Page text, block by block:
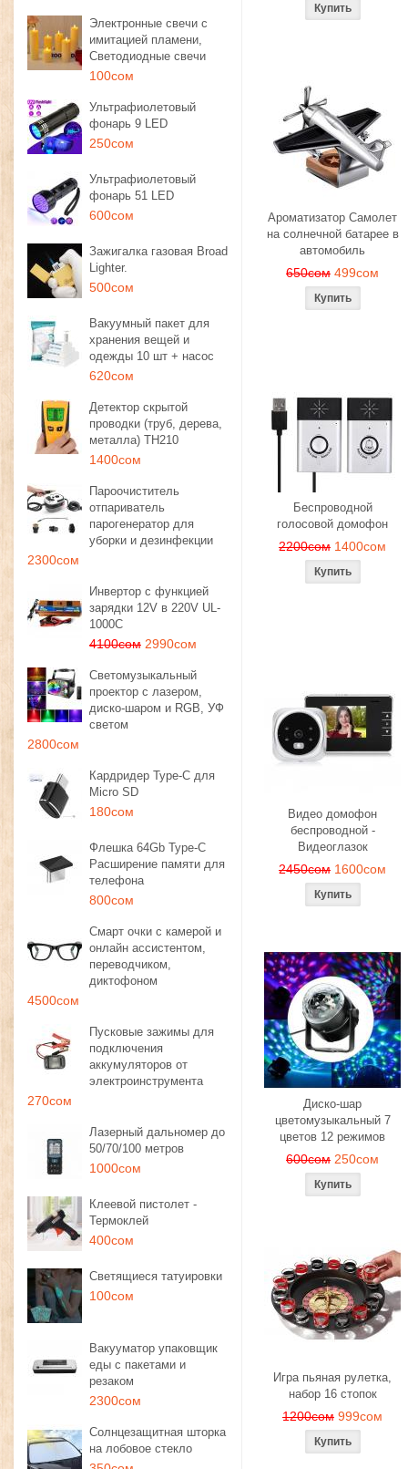
Электронные свечи с
имитацией пламени,
Светодиодные свечи
100сом
Ультрафиолетовый
фонарь 9 LED
250сом
Ультрафиолетовый
фонарь 51 LED
600сом
Зажигалка газовая Broad
Lighter.
500сом
Вакуумный пакет для
хранения вещей и
одежды 10 шт + насос
620сом
Детектор скрытой
проводки (труб, дерева,
металла) TH210
1400сом
Пароочиститель
отпариватель
парогенератор для
уборки и дезинфекции
2300сом
Инвертор с функцией
зарядки 12V в 220V UL-
1000C
4100сом 2990сом
Светомузыкальный
проектор с лазером,
диско-шаром и RGB, УФ
светом
2800сом
Кардридер Type-C для
Micro SD
180сом
Флешка 64Gb Type-C
Расширение памяти для
телефона
800сом
Смарт очки с камерой и
онлайн ассистентом,
переводчиком,
диктофоном
4500сом
Пусковые зажимы для
подключения
аккумуляторов от
электроинструмента
270сом
Лазерный дальномер до
50/70/100 метров
1000сом
Клеевой пистолет -
Термоклей
400сом
Светящиеся татуировки
100сом
Вакууматор упаковщик
еды с пакетами и
резаком
2300сом
Солнцезащитная шторка
на лобовое стекло
Ароматизатор Самолет
на солнечной батарее в
автомобиль
650сом 499сом
Беспроводной
голосовой домофон
2200сом 1400сом
Видео домофон
беспроводной -
Видеоглазок
2450сом 1600сом
Диско-шар
цветомузыкальный 7
цветов 12 режимов
600сом 250сом
Игра пьяная рулетка,
набор 16 стопок
1200сом 999сом